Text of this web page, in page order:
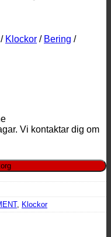
/ Klockor / Bering /
Vi kontaktar dig om
, Klockor